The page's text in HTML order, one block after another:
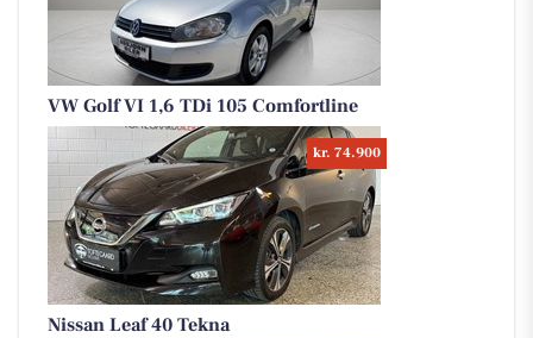
VW Golf VI 1,6 TDi 105 Comfortline
kr. 74.900
Nissan Leaf 40 Tekna